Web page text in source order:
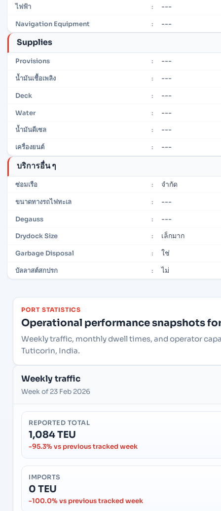
ไฟฟ้า : ---
Navigation Equipment : ---
Supplies
Provisions : ---
น้ำมันเชื้อเพลิง : ---
Deck : ---
Water : ---
น้ำมันดีเซล : ---
เครื่องยนต์ : ---
บริการอื่น ๆ
ซ่อมเรือ : จำกัด
ขนาดทางรถไฟทะเล : ---
Degauss : ---
Drydock Size : เล็กมาก
Garbage Disposal : ใช่
บัลลาสต์สกปรก : ไม่
PORT STATISTICS
Operational performance snapshots
Weekly traffic, monthly dwell times, and operator
Tuticorin, India.
Weekly traffic
Week of 23 Feb 2026
REPORTED TOTAL
1,084 TEU
-95.3% vs previous tracked week
IMPORTS
0 TEU
-100.0% vs previous tracked week